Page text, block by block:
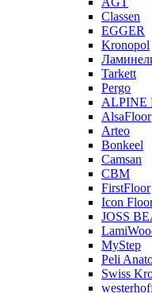
Classen
EGGER
Kronopol
Tarkett
Pergo
ALPINE
AlsaFloor
Arteo
Bonkeel
Camsan
CBM
FirstFloor
Icon
JOSS
MyStep
Peli
Swiss